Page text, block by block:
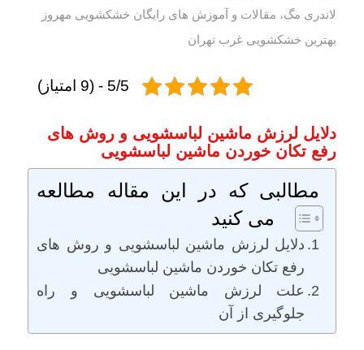
لاندری مگ، مقالات و آموزش های رایگان خشکشویی مهروز
بهترین خشکشویی غرب تهران
5/5 - (9 امتیاز)
دلایل لرزش ماشین لباسشویی و روش های
رفع تکان خوردن ماشین لباسشویی
مطالبی که در این مقاله مطالعه
می کنید
دلایل لرزش ماشین لباسشویی و روش های
رفع تکان خوردن ماشین لباسشویی
علت لرزش ماشین لباسشویی و راه
جلوگیری از آن